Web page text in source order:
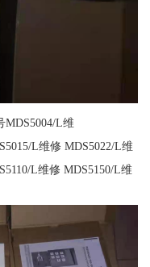
MDS5004/L维
L维修 MDS5022/L维
L维修 MDS5150/L维